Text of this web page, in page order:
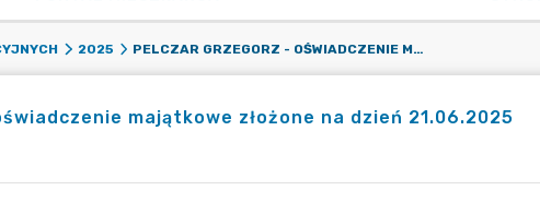
2025 PELCZAR GRZEGORZ - OŚWIADCZENIE MAJĄTKOWE ZŁOŻONE NA DZIEŃ 21.06.2025
majątkowe złożone na dzień 21.06.2025